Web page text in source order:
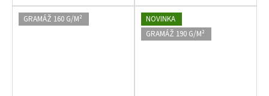
GRAMÁŽ 160 G/M²
NOVINKA
GRAMÁŽ 190 G/M²